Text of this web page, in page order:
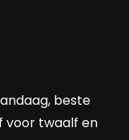
beste
voor twaalf en